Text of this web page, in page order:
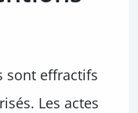
sont effractifs
Les actes